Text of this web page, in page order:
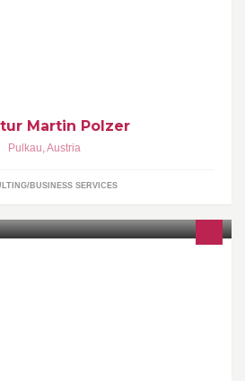
Martin Polzer
Pulkau,Austria
BUSINESS SERVICES